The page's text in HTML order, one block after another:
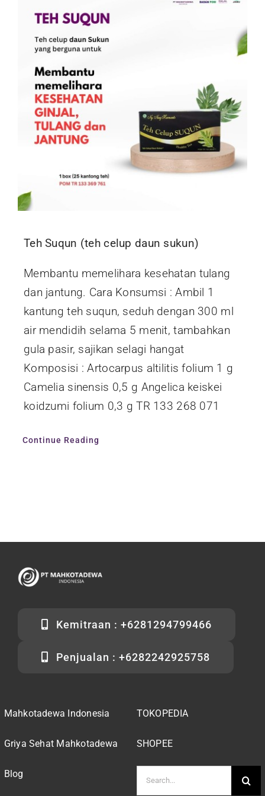
Kontak
Teh Suqun (teh celup daun sukun)
Membantu memelihara kesehatan tulang
dan jantung. Cara Konsumsi : Ambil 1
kantung teh suqun, seduh dengan 300 ml
air mendidih selama 5 menit, tambahkan
gula pasir, sajikan selagi hangat
Komposisi : Artocarpus altilitis folium 1 g
Camelia sinensis 0,5 g Angelica keiskei
koidzumi folium 0,3 g TR 133 268 071
Continue Reading
Kemitraan : +6281294799466
Penjualan : +6282242925758
Mahkotadewa Indonesia
Griya Sehat Mahkotadewa
Blog
TOKOPEDIA
SHOPEE